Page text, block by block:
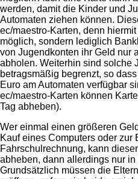
werden, damit die Kinder und
Automaten ziehen können.
ec/maestro-Karten, denn
möglich, sondern lediglich
von Jugendkonten ihr Geld nur
abholen. Weiterhin sind solche
betragsmäßig begrenzt, so
Euro am Automaten verfügbar
ec/maestro-Karten können
Tag abheben).
Wer einmal einen größeren
Kauf eines Computers oder zur
Fahrschulrechnung, kann
abheben, dann allerdings nur
Grundsätzlich müssen die